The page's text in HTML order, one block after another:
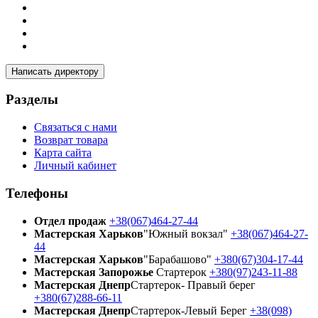
Написать директору
Разделы
Связаться с нами
Возврат товара
Карта сайта
Личный кабинет
Телефоны
Отдел продаж +38(067)464-27-44
Мастерская Харьков"Южный вокзал" +38(067)464-27-
44
Мастерская Харьков"Барабашово" +380(67)304-17-44
Мастерская Запорожье Стартерок +380(97)243-11-88
Мастерская ДнепрСтартерок- Правый берег
+380(67)288-66-11
Мастерская ДнепрСтартерок-Левый Берег +38(098)